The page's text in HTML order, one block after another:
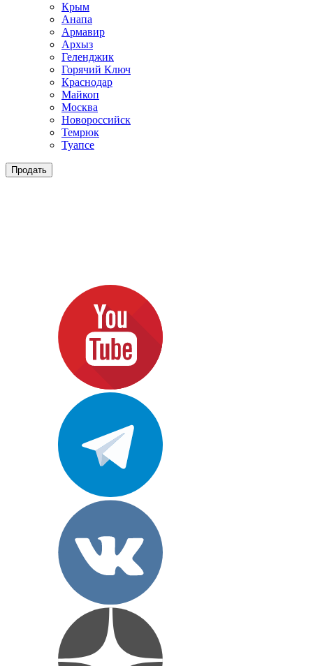
Крым
Анапа
Армавир
Архыз
Геленджик
Горячий Ключ
Краснодар
Майкоп
Москва
Новороссийск
Темрюк
Туапсе
Продать